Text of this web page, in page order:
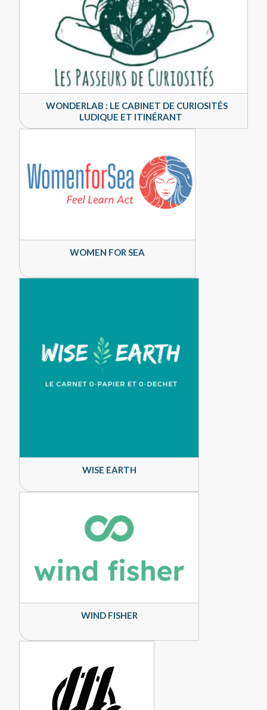
WONDERLAB : LE CABINET DE CURIOSITÉS
LUDIQUE ET ITINÉRANT
WOMEN FOR SEA
WISE EARTH
WIND FISHER